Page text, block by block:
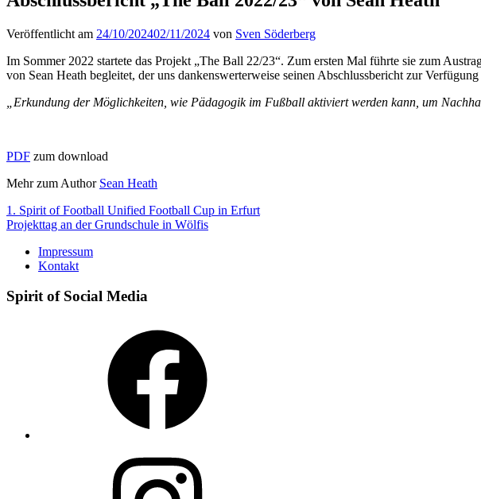
Veröffentlicht am 24/10/202402/11/2024 von Sven Söderberg
Im Sommer 2022 startete das Projekt „The Ball 22/23“. Zum ersten Mal führte sie zum
von Sean Heath begleitet, der uns dankenswerterweise seinen Abschlussbericht zur
„Erkundung der Möglichkeiten, wie Pädagogik im Fußball aktiviert werden kann, um
PDF zum download
Mehr zum Author Sean Heath
Beitragsnavigation
1. Spirit of Football Unified Football Cup in Erfurt
Projekttag an der Grundschule in Wölfis
Impressum
Kontakt
Spirit of Social Media